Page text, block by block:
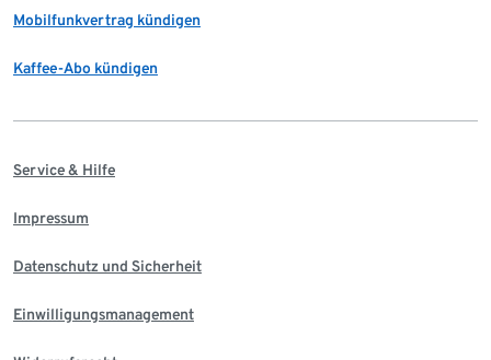
Mobilfunkvertrag kündigen
Kaffee-Abo kündigen
Service & Hilfe
Impressum
Datenschutz und Sicherheit
Einwilligungsmanagement